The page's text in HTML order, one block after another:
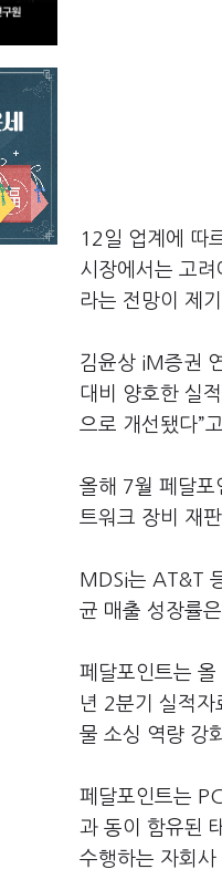
12일 업계에 따
시장에서는 고
라는 전망이 제
김윤상 iM증권
대비 양호한 실
으로 개선됐다”
올해 7월 페달포
트워크 장비 재
MDSi는 AT&T
균 매출 성장률
페달포인트는
년 2분기 실적자
물 소싱 역량 강
페달포인트는
과 동이 함유된
수행하는 자회